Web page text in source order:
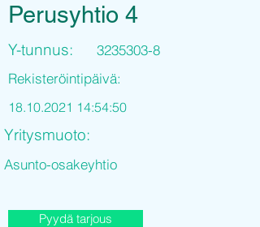
Perusyhtio 4
Y-tunnus:
3235303-8
Rekisteröintipäivä:
18.10.2021 14:54:50
Yritysmuoto:
Asunto-osakeyhtio
Pyydä tarjous